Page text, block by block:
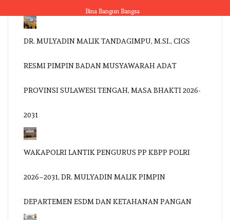
to
content
Bina Bangun Bangsa
DR. MULYADIN MALIK TANDAGIMPU, M.SI., CIGS
RESMI PIMPIN BADAN MUSYAWARAH ADAT
PROVINSI SULAWESI TENGAH, MASA BHAKTI 2026-
2031
WAKAPOLRI LANTIK PENGURUS PP KBPP POLRI
2026–2031, DR. MULYADIN MALIK PIMPIN
DEPARTEMEN ESDM DAN KETAHANAN PANGAN